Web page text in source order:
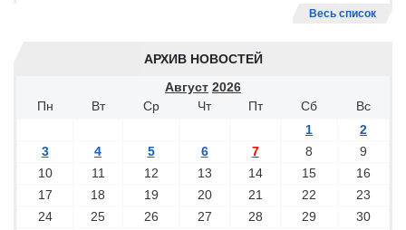
Весь список
АРХИВ НОВОСТЕЙ
Август 2026
Пн
Вт Ср Чт Пт Сб
Вс
1
2
3
4 5 6 7 8
9
10
11 12 13 14 15
16
17
18 19 20 21 22
23
24
25 26 27 28 29
30